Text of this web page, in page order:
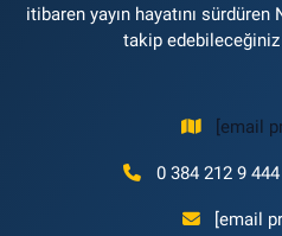
itibaren yayın hayatını
takip edebileceğiniz
[email
0 384 212 9
[email